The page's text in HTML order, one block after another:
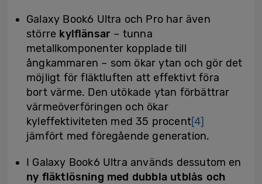
Galaxy Book6 Ultra och Pro har även
större kylflänsar – tunna
metallkomponenter kopplade till
ångkammaren – som ökar ytan och gör det
möjligt för fläktluften att effektivt föra
bort värme. Den utökade ytan förbättrar
värmeöverföringen och ökar
kyleffektiviteten med 35 procent[4]
jämfört med föregående generation.
I Galaxy Book6 Ultra används dessutom en
ny fläktlösning med dubbla utblås och